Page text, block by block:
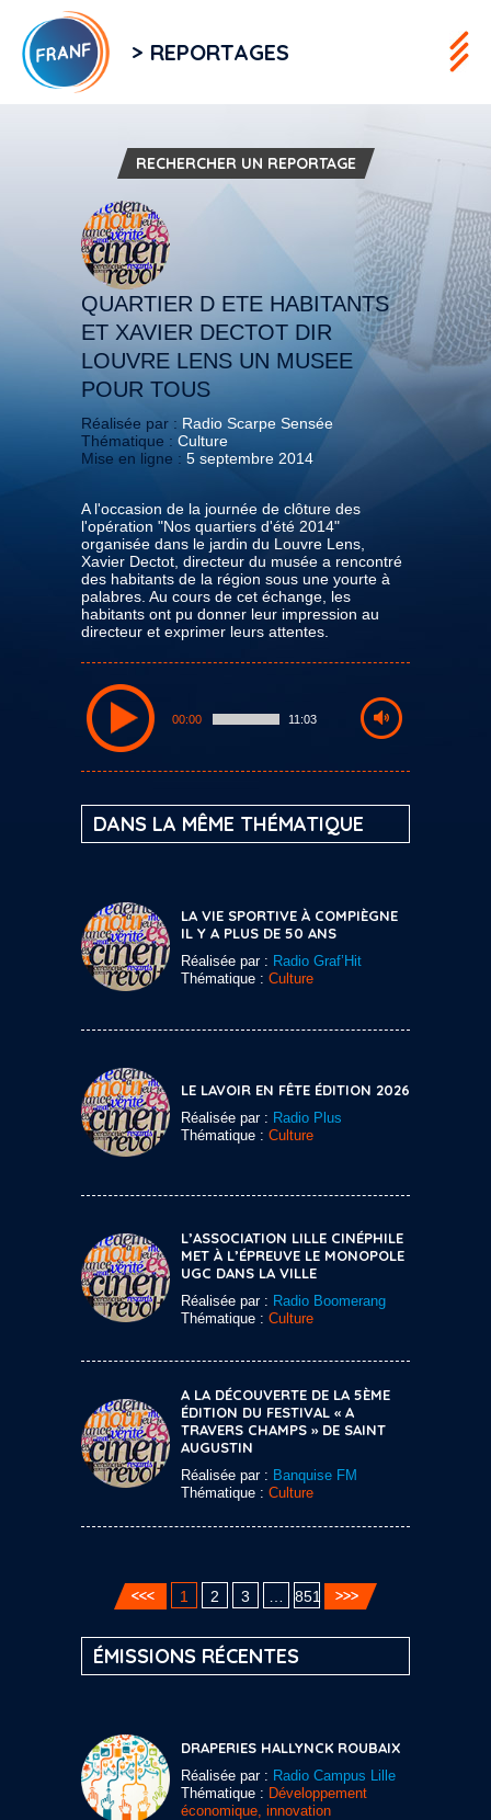
> REPORTAGES
RECHERCHER UN REPORTAGE
QUARTIER D ETE HABITANTS
ET XAVIER DECTOT DIR
LOUVRE LENS UN MUSEE
POUR TOUS
Réalisée par : Radio Scarpe Sensée
Thématique : Culture
Mise en ligne : 5 septembre 2014
A l'occasion de la journée de clôture des
l'opération "Nos quartiers d'été 2014"
organisée dans le jardin du Louvre Lens,
Xavier Dectot, directeur du musée a rencontré
des habitants de la région sous une yourte à
palabres. Au cours de cet échange, les
habitants ont pu donner leur impression au
directeur et exprimer leurs attentes.
00:00 11:03
DANS LA MÊME THÉMATIQUE
LA VIE SPORTIVE À COMPIÈGNE
IL Y A PLUS DE 50 ANS
Réalisée par : Radio Graf’Hit
Thématique : Culture
LE LAVOIR EN FÊTE ÉDITION 2026
Réalisée par : Radio Plus
Thématique : Culture
L’ASSOCIATION LILLE CINÉPHILE
MET À L’ÉPREUVE LE MONOPOLE
UGC DANS LA VILLE
Réalisée par : Radio Boomerang
Thématique : Culture
A LA DÉCOUVERTE DE LA 5ÈME
ÉDITION DU FESTIVAL « A
TRAVERS CHAMPS » DE SAINT
AUGUSTIN
Réalisée par : Banquise FM
Thématique : Culture
1 2 3 851
ÉMISSIONS RÉCENTES
DRAPERIES HALLYNCK ROUBAIX
Réalisée par : Radio Campus Lille
Thématique : Développement
économique, innovation